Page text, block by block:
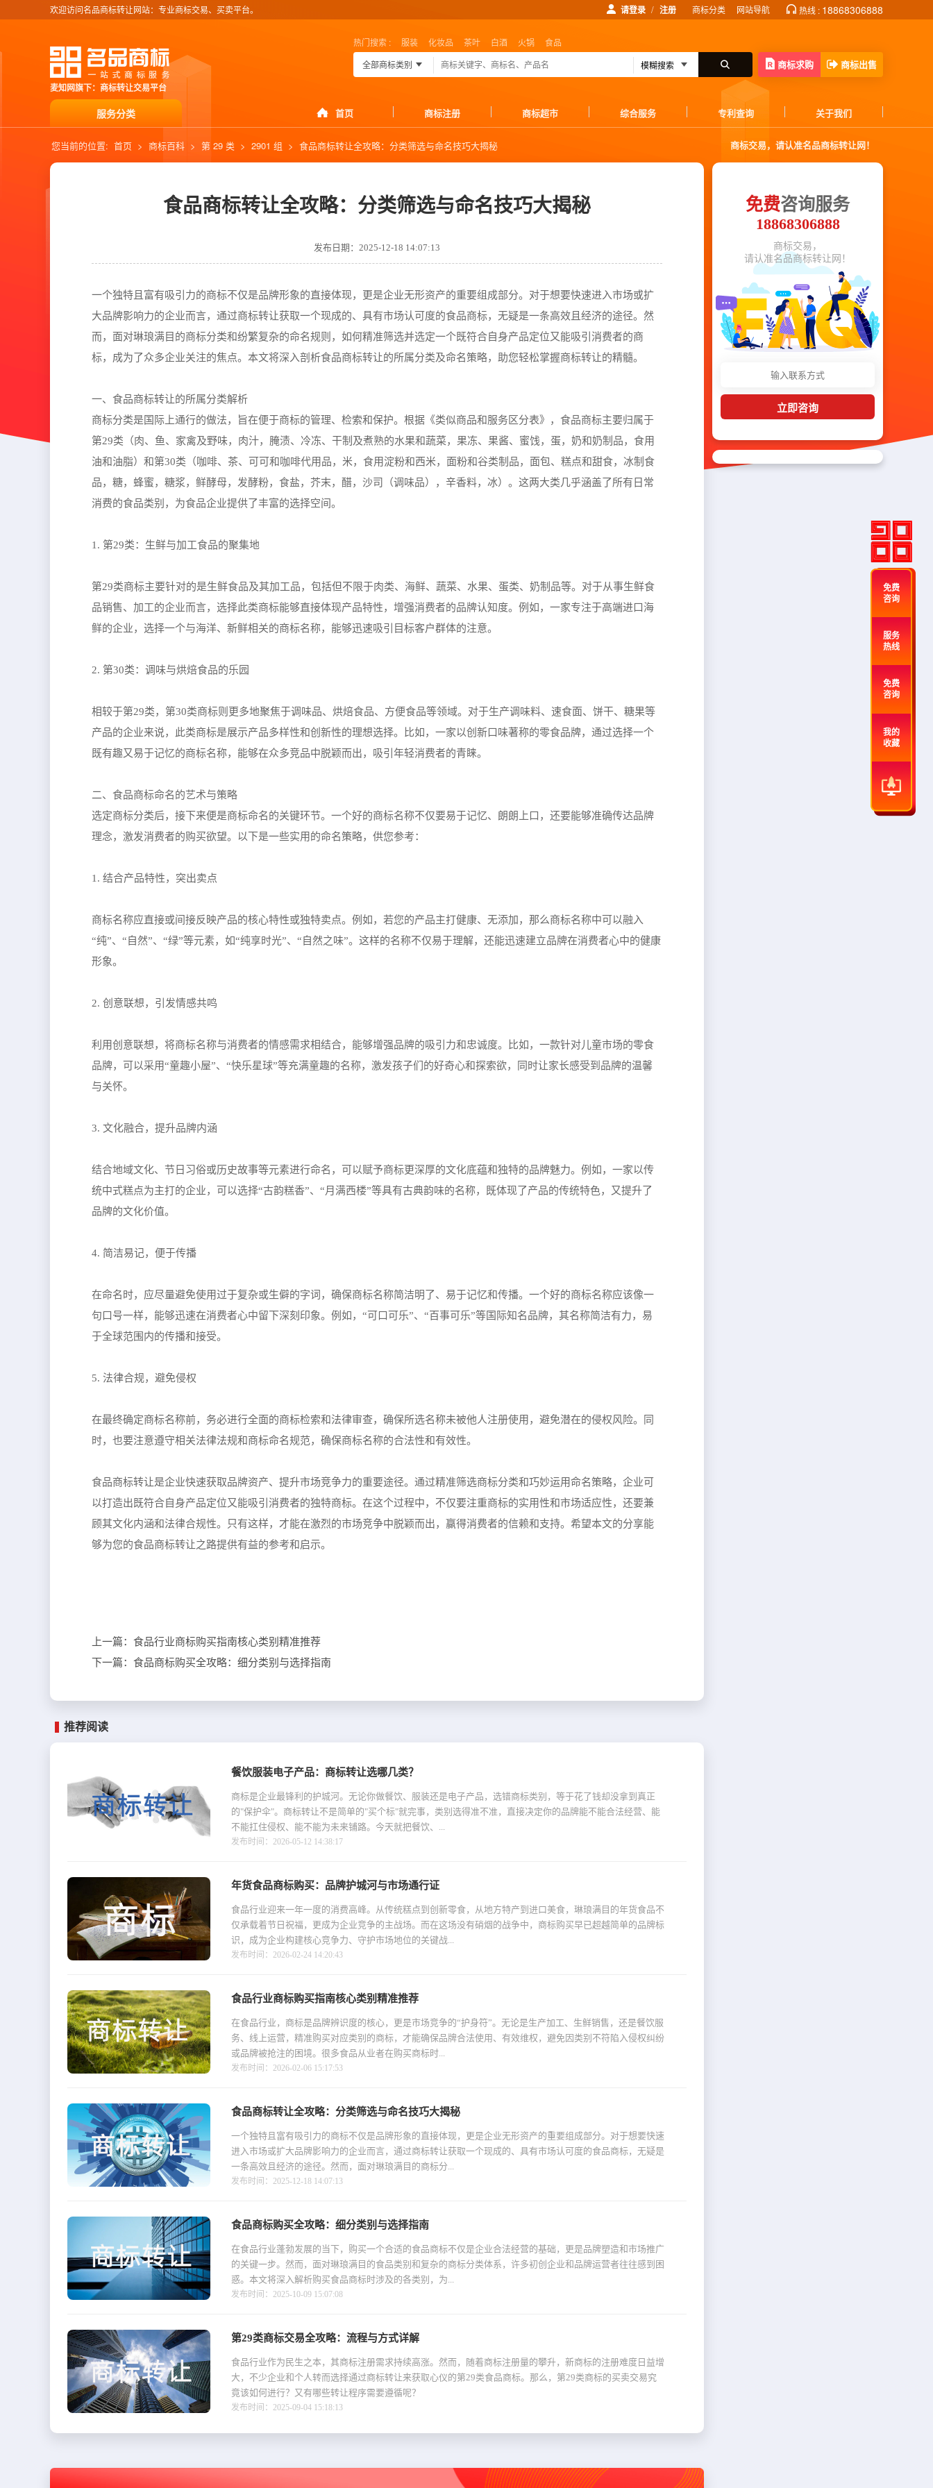
欢迎访问名品商标转让网站：专业商标交易、买卖平台。 请登录 / 注册 商标分类 网站导航 热线 : 18868306888
麦知网旗下：商标转让交易平台
热门搜索 : 服装 化妆品 茶叶 白酒 火锅
食品
全部商标类别
商标求购 商标出售
服务分类 首页 商标注册 商标超市 综合服务 专利查询 关于我们
您当前的位置: 首页 > 商标百科 > 第 29 类 > 2901 组 > 食品商标转让全攻略：分类筛选与命名技巧大揭秘 商标交易，请认准名品商标转让网！
食品商标转让全攻略：分类筛选与命名技巧大揭秘
发布日期：2025-12-18 14:07:13
一个独特且富有吸引力的商标不仅是品牌形象的直接体现，更是企业无形资产的重要组成部分。对于想要快速进入市场或扩
大品牌影响力的企业而言，通过商标转让获取一个现成的、具有市场认可度的食品商标，无疑是一条高效且经济的途径。然
而，面对琳琅满目的商标分类和纷繁复杂的命名规则，如何精准筛选并选定一个既符合自身产品定位又能吸引消费者的商
标，成为了众多企业关注的焦点。本文将深入剖析食品商标转让的所属分类及命名策略，助您轻松掌握商标转让的精髓。
一、食品商标转让的所属分类解析
商标分类是国际上通行的做法，旨在便于商标的管理、检索和保护。根据《类似商品和服务区分表》，食品商标主要归属于
第29类（肉、鱼、家禽及野味，肉汁，腌渍、冷冻、干制及煮熟的水果和蔬菜，果冻、果酱、蜜饯，蛋，奶和奶制品，食用
油和油脂）和第30类（咖啡、茶、可可和咖啡代用品，米，食用淀粉和西米，面粉和谷类制品，面包、糕点和甜食，冰制食
品，糖，蜂蜜，糖浆，鲜酵母，发酵粉，食盐，芥末，醋，沙司（调味品），辛香料，冰）。这两大类几乎涵盖了所有日常
消费的食品类别，为食品企业提供了丰富的选择空间。
1. 第29类：生鲜与加工食品的聚集地
第29类商标主要针对的是生鲜食品及其加工品，包括但不限于肉类、海鲜、蔬菜、水果、蛋类、奶制品等。对于从事生鲜食
品销售、加工的企业而言，选择此类商标能够直接体现产品特性，增强消费者的品牌认知度。例如，一家专注于高端进口海
鲜的企业，选择一个与海洋、新鲜相关的商标名称，能够迅速吸引目标客户群体的注意。
2. 第30类：调味与烘焙食品的乐园
相较于第29类，第30类商标则更多地聚焦于调味品、烘焙食品、方便食品等领域。对于生产调味料、速食面、饼干、糖果等
产品的企业来说，此类商标是展示产品多样性和创新性的理想选择。比如，一家以创新口味著称的零食品牌，通过选择一个
既有趣又易于记忆的商标名称，能够在众多竞品中脱颖而出，吸引年轻消费者的青睐。
二、食品商标命名的艺术与策略
选定商标分类后，接下来便是商标命名的关键环节。一个好的商标名称不仅要易于记忆、朗朗上口，还要能够准确传达品牌
理念，激发消费者的购买欲望。以下是一些实用的命名策略，供您参考：
1. 结合产品特性，突出卖点
商标名称应直接或间接反映产品的核心特性或独特卖点。例如，若您的产品主打健康、无添加，那么商标名称中可以融入
“纯”、“自然”、“绿”等元素，如“纯享时光”、“自然之味”。这样的名称不仅易于理解，还能迅速建立品牌在消费者心中的健康
形象。
2. 创意联想，引发情感共鸣
利用创意联想，将商标名称与消费者的情感需求相结合，能够增强品牌的吸引力和忠诚度。比如，一款针对儿童市场的零食
品牌，可以采用“童趣小屋”、“快乐星球”等充满童趣的名称，激发孩子们的好奇心和探索欲，同时让家长感受到品牌的温馨
与关怀。
3. 文化融合，提升品牌内涵
结合地域文化、节日习俗或历史故事等元素进行命名，可以赋予商标更深厚的文化底蕴和独特的品牌魅力。例如，一家以传
统中式糕点为主打的企业，可以选择“古韵糕香”、“月满西楼”等具有古典韵味的名称，既体现了产品的传统特色，又提升了
品牌的文化价值。
4. 简洁易记，便于传播
在命名时，应尽量避免使用过于复杂或生僻的字词，确保商标名称简洁明了、易于记忆和传播。一个好的商标名称应该像一
句口号一样，能够迅速在消费者心中留下深刻印象。例如，“可口可乐”、“百事可乐”等国际知名品牌，其名称简洁有力，易
于全球范围内的传播和接受。
5. 法律合规，避免侵权
在最终确定商标名称前，务必进行全面的商标检索和法律审查，确保所选名称未被他人注册使用，避免潜在的侵权风险。同
时，也要注意遵守相关法律法规和商标命名规范，确保商标名称的合法性和有效性。
食品商标转让是企业快速获取品牌资产、提升市场竞争力的重要途径。通过精准筛选商标分类和巧妙运用命名策略，企业可
以打造出既符合自身产品定位又能吸引消费者的独特商标。在这个过程中，不仅要注重商标的实用性和市场适应性，还要兼
顾其文化内涵和法律合规性。只有这样，才能在激烈的市场竞争中脱颖而出，赢得消费者的信赖和支持。希望本文的分享能
够为您的食品商标转让之路提供有益的参考和启示。
上一篇： 食品行业商标购买指南核心类别精准推荐
下一篇： 食品商标购买全攻略：细分类别与选择指南
餐饮服装电子产品：商标转让选哪几类？
商标是企业最锋利的护城河。无论你做餐饮、服装还是电子产品，选错商标类别，等于花了钱却没拿到真正
的"保护伞"。商标转让不是简单的"买个标"就完事，类别选得准不准，直接决定你的品牌能不能合法经营、能
不能扛住侵权、能不能为未来铺路。今天就把餐饮、...
发布时间：2026-05-12 14:38:17
年货食品商标购买：品牌护城河与市场通行证
食品行业迎来一年一度的消费高峰。从传统糕点到创新零食，从地方特产到进口美食，琳琅满目的年货食品不
仅承载着节日祝福，更成为企业竞争的主战场。而在这场没有硝烟的战争中，商标购买早已超越简单的品牌标
识，成为企业构建核心竞争力、守护市场地位的关键战...
发布时间：2026-02-24 14:20:43
食品行业商标购买指南核心类别精准推荐
在食品行业，商标是品牌辨识度的核心，更是市场竞争的“护身符”。无论是生产加工、生鲜销售，还是餐饮服
务、线上运营，精准购买对应类别的商标，才能确保品牌合法使用、有效维权，避免因类别不符陷入侵权纠纷
或品牌被抢注的困境。很多食品从业者在购买商标时...
发布时间：2026-02-06 15:17:53
食品商标转让全攻略：分类筛选与命名技巧大揭秘
一个独特且富有吸引力的商标不仅是品牌形象的直接体现，更是企业无形资产的重要组成部分。对于想要快速
进入市场或扩大品牌影响力的企业而言，通过商标转让获取一个现成的、具有市场认可度的食品商标，无疑是
一条高效且经济的途径。然而，面对琳琅满目的商标分...
发布时间：2025-12-18 14:07:13
食品商标购买全攻略：细分类别与选择指南
在食品行业蓬勃发展的当下，购买一个合适的食品商标不仅是企业合法经营的基础，更是品牌塑造和市场推广
的关键一步。然而，面对琳琅满目的食品类别和复杂的商标分类体系，许多初创企业和品牌运营者往往感到困
惑。本文将深入解析购买食品商标时涉及的各类别，为...
发布时间：2025-10-09 15:07:08
第29类商标交易全攻略：流程与方式详解
食品行业作为民生之本，其商标注册需求持续高涨。然而，随着商标注册量的攀升，新商标的注册难度日益增
大，不少企业和个人转而选择通过商标转让来获取心仪的第29类食品商标。那么，第29类商标的买卖交易究
竟该如何进行？又有哪些转让程序需要遵循呢？
发布时间：2025-09-04 15:18:13
推荐阅读
免费咨询服务
18868306888
商标交易，
请认准名品商标转让网！
立即咨询
免费
咨询
服务
热线
免费
咨询
我的
收藏